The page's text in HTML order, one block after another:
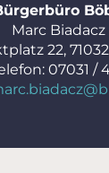
Marc
22,
07031 /